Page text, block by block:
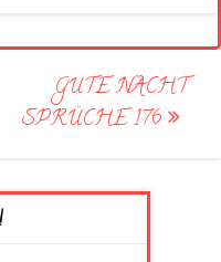
GUTE NACHT
SPRÜCHE 176